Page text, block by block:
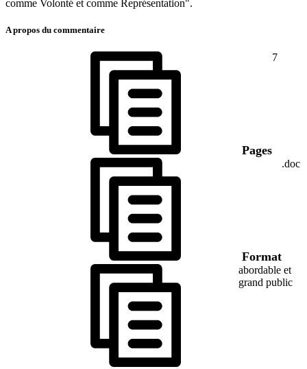
comme Volonté et comme Représentation".
A propos du commentaire
Pages
7
Format
.doc
abordable et
grand public